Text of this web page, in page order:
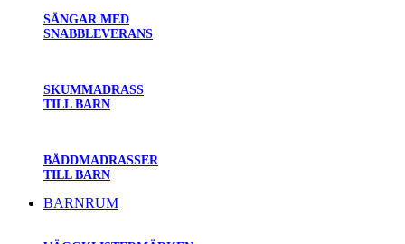
SÄNGAR MED
SNABBLEVERANS
SKUMMADRASS
TILL BARN
BÄDDMADRASSER
TILL BARN
BARNRUM